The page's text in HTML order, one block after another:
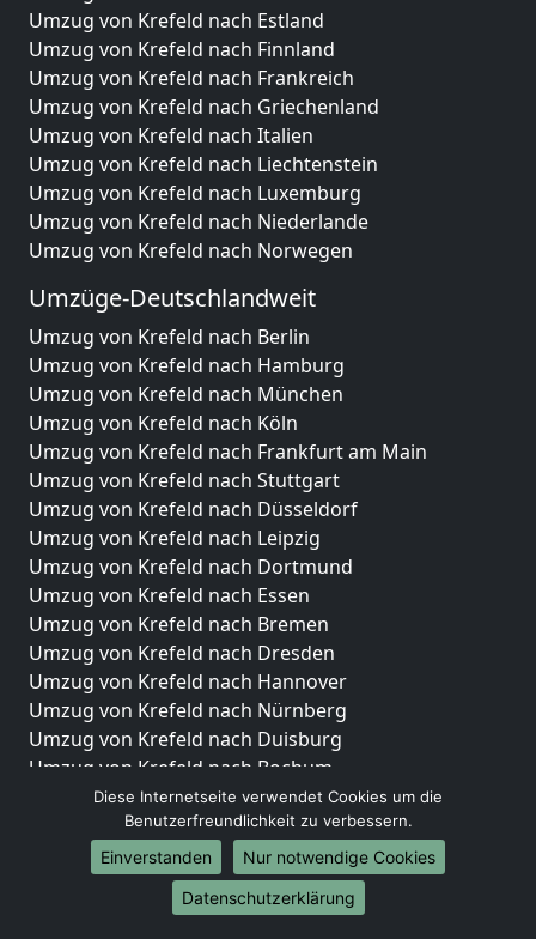
Umzug von Krefeld nach Estland
Umzug von Krefeld nach Finnland
Umzug von Krefeld nach Frankreich
Umzug von Krefeld nach Griechenland
Umzug von Krefeld nach Italien
Umzug von Krefeld nach Liechtenstein
Umzug von Krefeld nach Luxemburg
Umzug von Krefeld nach Niederlande
Umzug von Krefeld nach Norwegen
Umzüge-Deutschlandweit
Umzug von Krefeld nach Berlin
Umzug von Krefeld nach Hamburg
Umzug von Krefeld nach München
Umzug von Krefeld nach Köln
Umzug von Krefeld nach Frankfurt am Main
Umzug von Krefeld nach Stuttgart
Umzug von Krefeld nach Düsseldorf
Umzug von Krefeld nach Leipzig
Umzug von Krefeld nach Dortmund
Umzug von Krefeld nach Essen
Umzug von Krefeld nach Bremen
Umzug von Krefeld nach Dresden
Umzug von Krefeld nach Hannover
Umzug von Krefeld nach Nürnberg
Umzug von Krefeld nach Duisburg
Umzug von Krefeld nach Bochum
Umzug von Krefeld nach Wuppertal
Umzug von Krefeld nach Bielefeld
Umzug von Krefeld nach Bonn
Umzug von Krefeld nach Münster
Diese Internetseite verwendet Cookies um die
Benutzerfreundlichkeit zu verbessern.
Einverstanden
Nur notwendige Cookies
Datenschutzerklärung